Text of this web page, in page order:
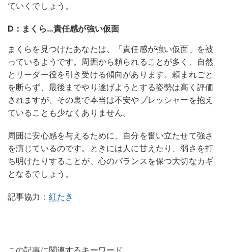
ていくでしょう。
D：まくら…責任感が強い仮面
まくらを見つけたあなたは、「責任感が強い仮面」を被
っているようです。周囲から頼られることが多く、自然
とリーダー役を引き受ける傾向があります。頼まれごと
を断らず、最後までやり遂げようとする姿勢は高く評価
されますが、その裏で本当は不安やプレッシャーを抱え
ていることも少なくありません。
周囲に安心感を与えるために、自分を奮い立たせて強さ
を演じているのです。ときには人に甘えたり、弱さを打
ち明けたりすることが、心のバランスを保つ大切なカギ
となるでしょう。
記事協力： 紅たき